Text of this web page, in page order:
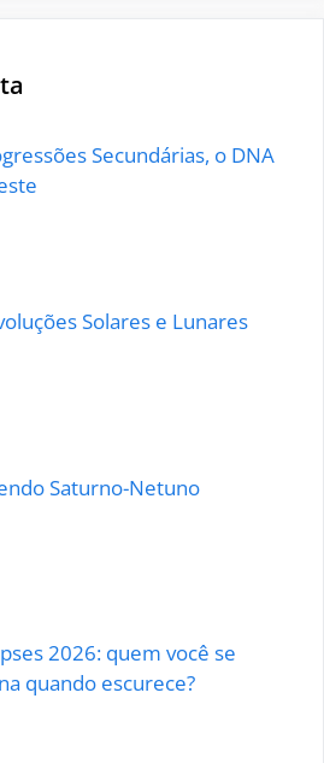
Secundárias, o DNA
Solares e Lunares
Saturno-Netuno
2026: quem você se
quando escurece?